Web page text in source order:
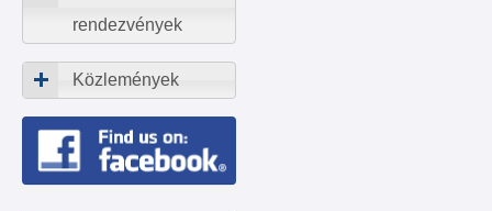
rendezvények
Közlemények